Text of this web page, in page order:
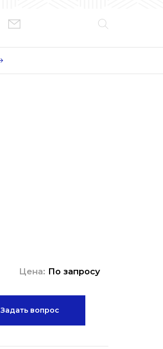
Цена: По запросу
Задать вопрос